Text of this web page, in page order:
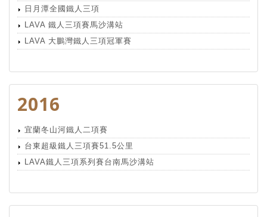
日月潭全國鐵人三項
LAVA 鐵人三項賽馬沙溝站
LAVA 大鵬灣鐵人三項冠軍賽
2016
宜蘭冬山河鐵人二項賽
台東超級鐵人三項賽51.5公里
LAVA鐵人三項系列賽台南馬沙溝站